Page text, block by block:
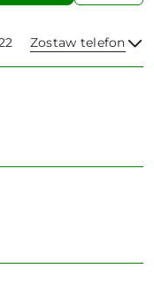
Zostaw telefon